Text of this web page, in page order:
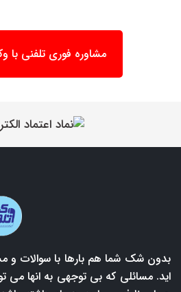
مشاوره فوری تلفنی با
بدون شک شما هم بارها با سوالات و
اید. مسائلی که بی توجهی به انها می